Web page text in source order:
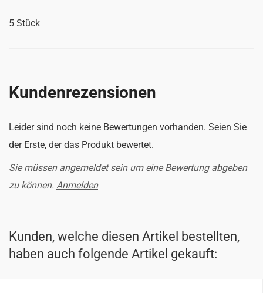
5 Stück
Kundenrezensionen
Leider sind noch keine Bewertungen vorhanden. Seien Sie
der Erste, der das Produkt bewertet.
Sie müssen angemeldet sein um eine Bewertung abgeben
zu können. Anmelden
Kunden, welche diesen Artikel bestellten,
haben auch folgende Artikel gekauft: